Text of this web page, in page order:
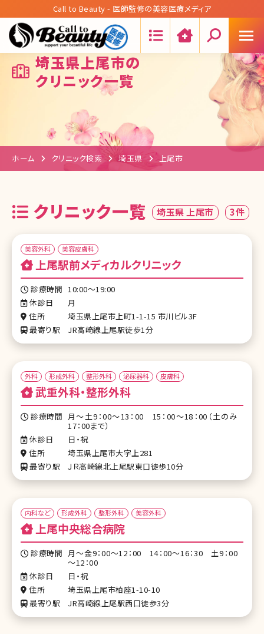
Call to Beauty - 医師監修の美容医療メディア
埼玉県上尾市の
クリニック一覧
ホーム クリニック検索 埼玉県 上尾市
クリニック一覧 埼玉県 上尾市 3件
美容外科 美容皮膚科
上尾駅前メディカルクリニック
診療時間 10:00～19:00
休診日
月
住所
埼玉県上尾市上町1-1-15 市川ビル3F
最寄り駅
JR高崎線上尾駅徒歩1分
外科 形成外科 整形外科 泌尿器科 皮膚科
武重外科・整形外科
診療時間 月～土9：00～13：00 15：00～18：00（土のみ
17：00まで）
休診日
日・祝
住所
埼玉県上尾市大字上281
最寄り駅
ＪＲ高崎線北上尾駅東口徒歩10分
内科など 形成外科 整形外科 美容外科
上尾中央総合病院
診療時間 月～金9：00～12：00 14：00～16：30 土9：00
～12：00
休診日
日・祝
住所
埼玉県上尾市柏座1-10-10
最寄り駅
JR高崎線上尾駅西口徒歩3分